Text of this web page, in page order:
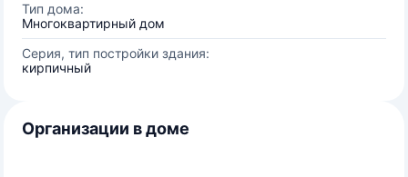
Тип дома:
Многоквартирный дом
Серия, тип постройки здания:
кирпичный
Организации в доме